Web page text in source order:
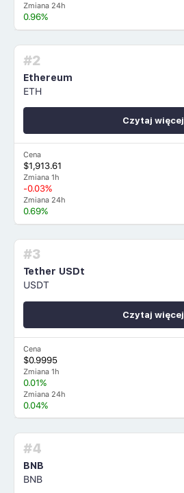
Zmiana 24h
0.96%
#2
Ethereum
ETH
Cena
$1,913.61
Zmiana 1h
-0.03%
Zmiana 24h
0.69%
Czytaj więcej
#3
Tether USDt
USDT
Cena
$0.9995
Zmiana 1h
0.01%
Zmiana 24h
0.04%
Czytaj więcej
#4
BNB
BNB